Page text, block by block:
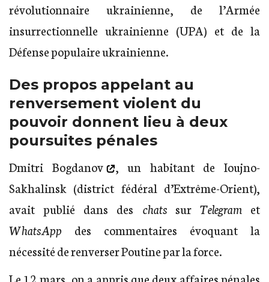
révolutionnaire ukrainienne, de l’Armée
insurrectionnelle ukrainienne (UPA) et de la
Défense populaire ukrainienne.
Des propos appelant au
renversement violent du
pouvoir donnent lieu à deux
poursuites pénales
Dmitri Bogdanov
, un habitant de Ioujno-
Sakhalinsk (district fédéral d’Extrême-Orient),
avait publié dans des chatssur Telegramet
WhatsApp des commentaires évoquant la
nécessité de renverser Poutine par la force.
Le 12 mars, on a appris que deux affaires pénales